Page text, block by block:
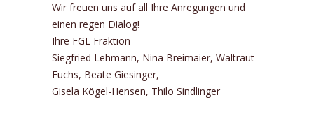
Wir freuen uns auf all Ihre Anregungen und
einen regen Dialog!
Ihre FGL Fraktion
Siegfried Lehmann, Nina Breimaier, Waltraut
Fuchs, Beate Giesinger,
Gisela Kögel-Hensen, Thilo Sindlinger